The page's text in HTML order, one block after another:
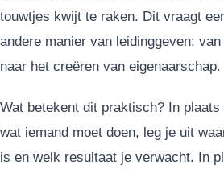
touwtjes kwijt te raken. Dit vraagt
andere manier van leidinggeven:
naar het creëren van eigenaarschap.
Wat betekent dit praktisch? In
wat iemand moet doen, leg je uit
is en welk resultaat je verwacht. In